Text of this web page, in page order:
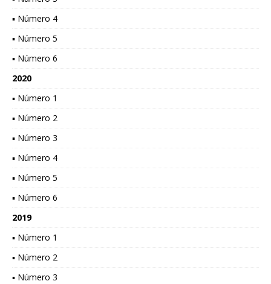
▪ Número 4
▪ Número 5
▪ Número 6
2020
▪ Número 1
▪ Número 2
▪ Número 3
▪ Número 4
▪ Número 5
▪ Número 6
2019
▪ Número 1
▪ Número 2
▪ Número 3